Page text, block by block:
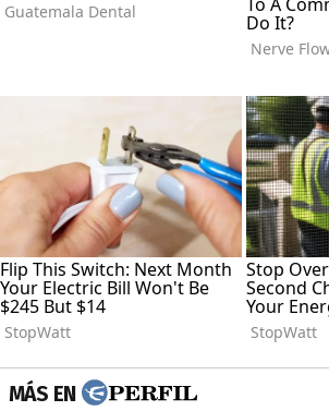
MÁS EN